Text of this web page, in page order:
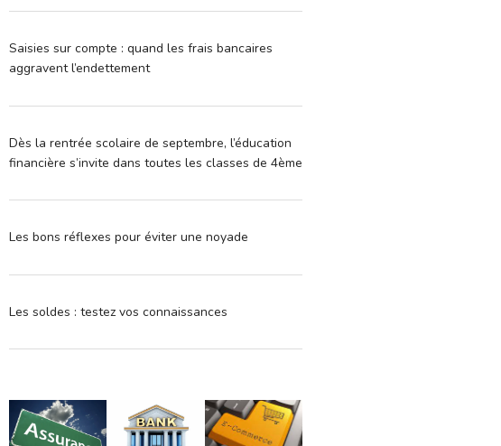
Saisies sur compte : quand les frais bancaires
aggravent l’endettement
Dès la rentrée scolaire de septembre, l’éducation
financière s’invite dans toutes les classes de 4ème
Les bons réflexes pour éviter une noyade
Les soldes : testez vos connaissances